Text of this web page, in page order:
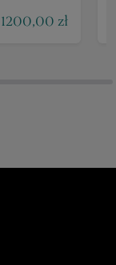
1200,00 zł